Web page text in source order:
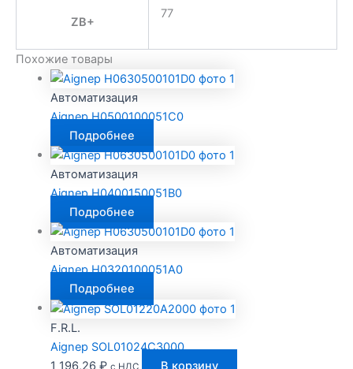
ZB+
77
Похожие товары
Автоматизация
Aignep H0500100051C0
Подробнее
Автоматизация
Aignep H0400150051B0
Подробнее
Автоматизация
Aignep H0320100051A0
Подробнее
F.R.L.
Aignep SOL01024C3000
1 196,26 ₽ с НДС В корзину